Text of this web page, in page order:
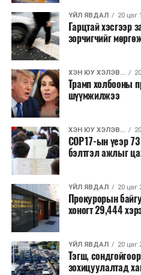
ҮЙЛ ЯВДАЛ 20 цаг
Гарцтай хэсгээр
зорчигчийг
ХЭН ЮУ ХЭЛЭВ...
Трамп холбооны
шүүмжилжээ
ХЭН ЮУ ХЭЛЭВ...
COP17-ын үеэр
бэлтгэл ажлыг
ҮЙЛ ЯВДАЛ 20 цаг
Прокурорын
хоногт 29,444
ҮЙЛ ЯВДАЛ 20 цаг
Тэгш,
зохицуулалтад